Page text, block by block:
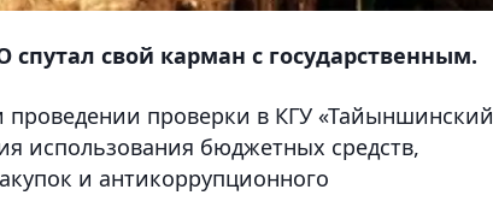
свой карман с государственным.
проверки в КГУ «Тайыншинский
использования бюджетных средств,
и антикоррупционного